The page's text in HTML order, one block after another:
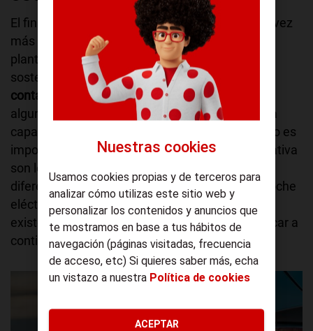
El fin de los vehículos de combustión está cada vez
más cerca y es por ello que muchos usuarios se
planteen cambiar estos por una alternativa más
sostenible. Estos vehículos emiten CO2
contaminante,que llega a la atmósfera, y son
algunos de los causantes de la destrucción de la
capa de ozono y el calentamiento global. Por ello es
importante reducir estas emisiones. Una alternativa
son los vehículos eléctricos. Son muchas las
diferencias entre el coche de combustión y el coche
eléctrico, pero dentro de los eléctricos también
existen diferencias, que vamos a tratar de explicar a
continuación.
Nuestras cookies
Usamos cookies propias y de terceros para
analizar cómo utilizas este sitio web y
personalizar los contenidos y anuncios que
te mostramos en base a tus hábitos de
navegación (páginas visitadas, frecuencia
de acceso, etc) Si quieres saber más, echa
un vistazo a nuestra Política de cookies
ACEPTAR